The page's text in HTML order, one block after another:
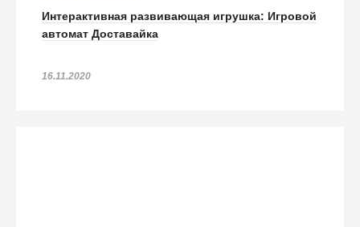
Интерактивная развивающая игрушка: Игровой
автомат Доставайка
16.11.2020